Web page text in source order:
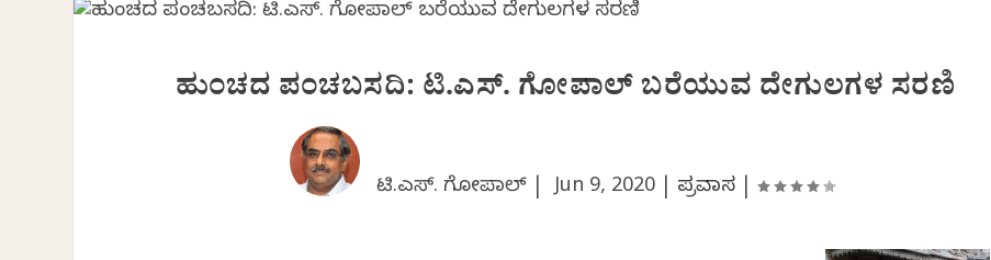
ಹುಂಚದ ಪಂಚಬಸದಿ: ಟಿ.ಎಸ್. ಗೋಪಾಲ್ ಬರೆಯುವ ದೇಗುಲಗಳ ಸರಣಿ
ಟಿ.ಎಸ್. ಗೋಪಾಲ್ |Jun 9, 2020 ಪ್ರವಾಸ |